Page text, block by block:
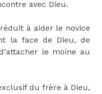
avec Dieu.
à aider le novice
la face de Dieu, de
le moine au
du frère à Dieu,